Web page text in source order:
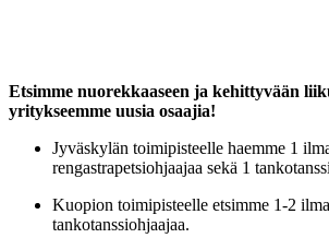
Etsimme nuorekkaaseen ja kehittyvään
yritykseemme uusia osaajia!
Jyväskylän toimipisteelle haemme 1
rengastrapetsiohjaajaa sekä 1
Kuopion toimipisteelle etsimme 1-2
tankotanssiohjaajaa.